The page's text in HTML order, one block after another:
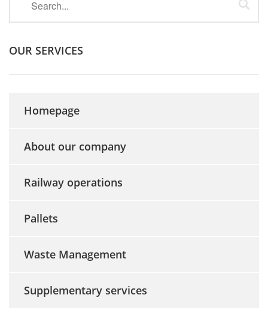
OUR SERVICES
Homepage
About our company
Railway operations
Pallets
Waste Management
Supplementary services